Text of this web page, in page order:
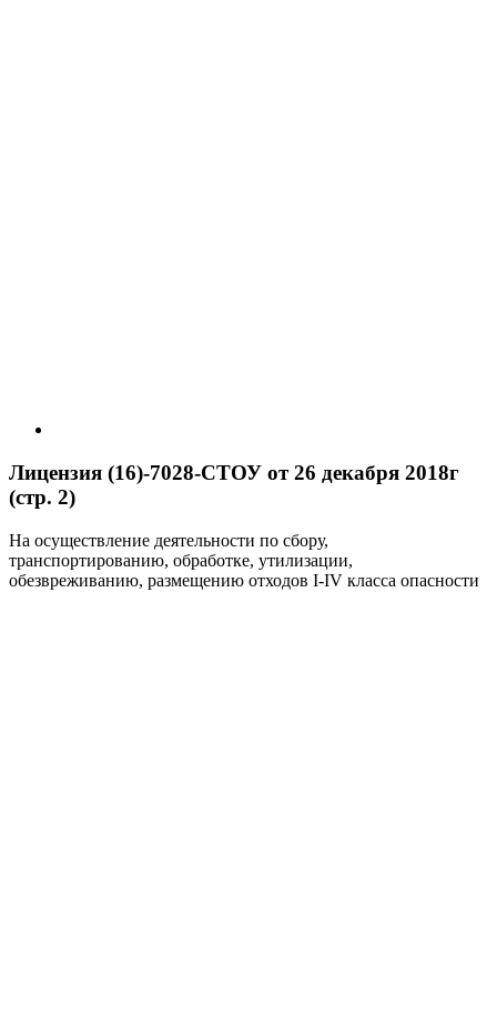
Лицензия (16)-7028-СТОУ от 26 декабря 2018г
(стр. 2)
На осуществление деятельности по сбору,
транспортированию, обработке, утилизации,
обезвреживанию, размещению отходов I-IV класса опасности